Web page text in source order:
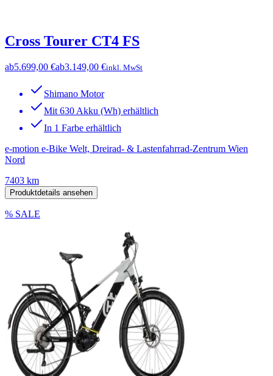
Cross Tourer CT4 FS
ab5.699,00 €ab3.149,00 €inkl. MwSt
Shimano Motor
Mit 630 Akku (Wh) erhältlich
In 1 Farbe erhältlich
e-motion e-Bike Welt, Dreirad- & Lastenfahrrad-Zentrum Wien
Nord
7403 km
Produktdetails ansehen
% SALE